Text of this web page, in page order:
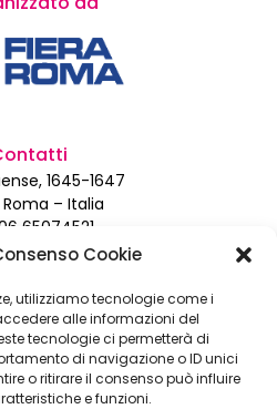
Cookie
utilizziamo tecnologie come i
alle informazioni del
tecnologie ci permetterà di
di navigazione o ID unici
o ritirare il consenso può influire
e funzioni.
1645-1647
– Italia
65074521
da